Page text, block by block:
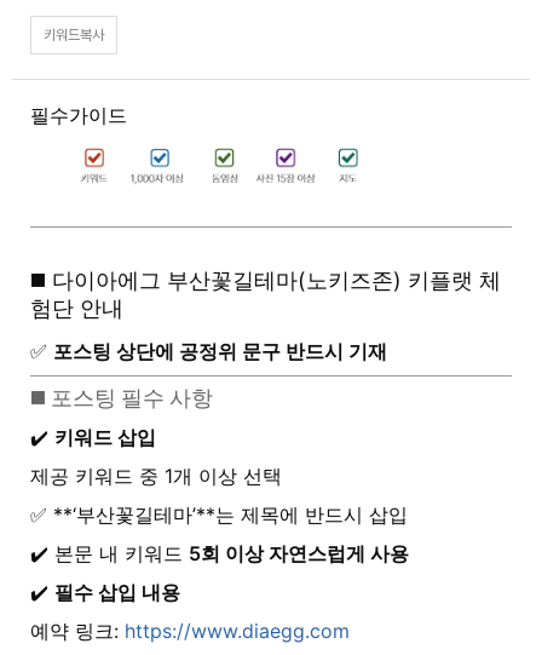
키워드복사
필수가이드
◼️ 다이아에그 부산꽃길테마(노키즈존) 키플랫 체
험단 안내
✅ 포스팅 상단에 공정위 문구 반드시 기재
◼️ 포스팅 필수 사항
✔️ 키워드 삽입
제공 키워드 중 1개 이상 선택
✅ **‘부산꽃길테마’**는 제목에 반드시 삽입
✔️ 본문 내 키워드 5회 이상 자연스럽게 사용
✔️ 필수 삽입 내용
예약 링크: https://www.diaegg.com